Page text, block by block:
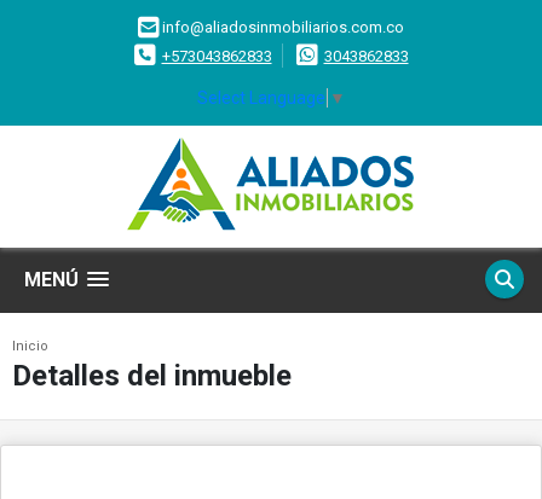
info@aliadosinmobiliarios.com.co
+573043862833
3043862833
Select Language ▼
MENÚ
Inicio
Detalles del inmueble